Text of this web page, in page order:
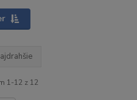
1-12 z 12